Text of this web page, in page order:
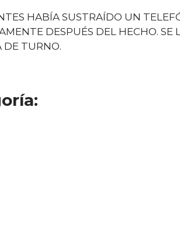
HABÍA SUSTRAÍDO UN
DESPUÉS DEL HECHO.
DE TURNO.